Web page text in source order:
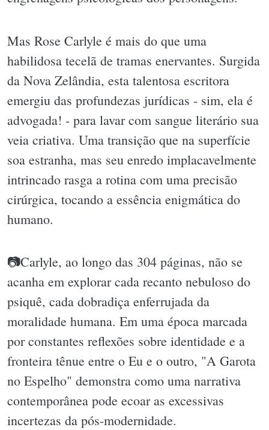
Mas Rose Carlyle é mais do que uma
habilidosa tecelã de tramas enervantes. Surgida
da Nova Zelândia, esta talentosa escritora
emergiu das profundezas jurídicas - sim, ela é
advogada! - para lavar com sangue literário sua
veia criativa. Uma transição que na superfície
soa estranha, mas seu enredo implacavelmente
intrincado rasga a rotina com uma precisão
cirúrgica, tocando a essência enigmática do
humano.
📷Carlyle, ao longo das 304 páginas, não se
acanha em explorar cada recanto nebuloso do
psiquê, cada dobradiça enferrujada da
moralidade humana. Em uma época marcada
por constantes reflexões sobre identidade e a
fronteira tênue entre o Eu e o outro, "A Garota
no Espelho" demonstra como uma narrativa
contemporânea pode ecoar as excessivas
incertezas da pós-modernidade.